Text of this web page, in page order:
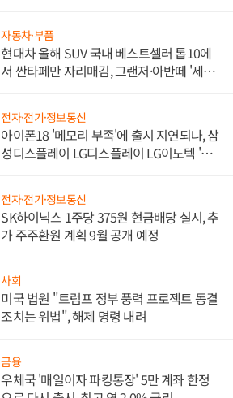
자동차·부품
현대차 올해 SUV 국내 베스트셀러 톱10에
서 싼타페만 자리매김, 그랜저·아반떼 '세단
전자·전기·정보통신
아이폰18 '메모리 부족'에 출시 지연되나, 삼
성디스플레이 LG디스플레이 LG이노텍 '탈
전자·전기·정보통신
SK하이닉스 1주당 375원 현금배당 실시, 추
가 주주환원 계획 9월 공개 예정
사회
미국 법원 "트럼프 정부 풍력 프로젝트 동결
조치는 위법", 해제 명령 내려
금융
우체국 '매일이자 파킹통장' 5만 계좌 한정